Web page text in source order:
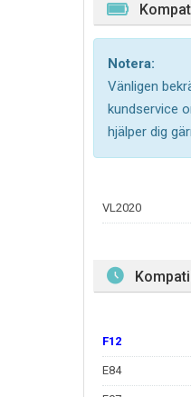
Notera:
Vänligen
kundservice
hjälper dig
VL2020
F12
E84